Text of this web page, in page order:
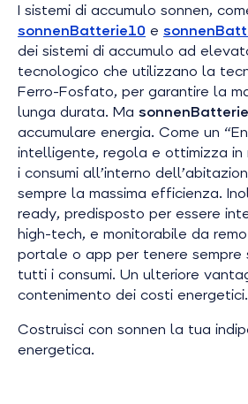
I sistemi di accumulo sonnen,
sonnenBatterie10 e
dei sistemi di accumulo ad
tecnologico che utilizzano la
Ferro-Fosfato, per garantire la
lunga durata. Ma sonnenBatterie
accumulare energia. Come un
intelligente, regola e ottimizza in
i consumi all’interno
sempre la massima efficienza.
ready, predisposto per essere
high-tech, e monitorabile da
portale o app per tenere
tutti i consumi. Un ulteriore
contenimento dei costi energetici.
Costruisci con sonnen la tua
energetica.